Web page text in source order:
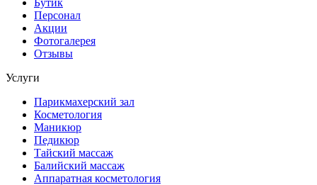
Персонал
Акции
Фотогалерея
Отзывы
Услуги
Парикмахерский зал
Косметология
Маникюр
Педикюр
Тайский массаж
Балийский массаж
Аппаратная косметология